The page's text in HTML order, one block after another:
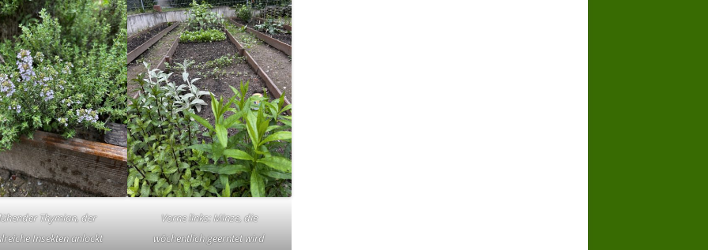
Thymian, der
Insekten anlockt
Vorne links: Minze, die
wöchentlich geerntet wird